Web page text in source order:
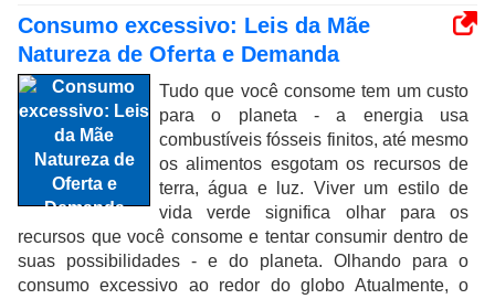
Consumo excessivo: Leis da Mãe
Natureza de Oferta e Demanda
Tudo que você consome tem um custo
para o planeta - a energia usa
combustíveis fósseis finitos, até mesmo
os alimentos esgotam os recursos de
terra, água e luz. Viver um estilo de
vida verde significa olhar para os
recursos que você consome e tentar consumir dentro de
suas possibilidades - e do planeta. Olhando para o
consumo excessivo ao redor do globo Atualmente, o